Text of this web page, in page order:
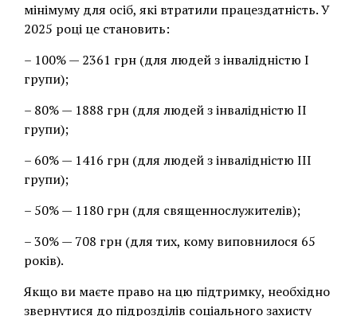
мінімуму для осіб, які втратили працездатність. У
2025 році це становить:
– 100% — 2361 грн (для людей з інвалідністю I
групи);
– 80% — 1888 грн (для людей з інвалідністю II
групи);
– 60% — 1416 грн (для людей з інвалідністю III
групи);
– 50% — 1180 грн (для священнослужителів);
– 30% — 708 грн (для тих, кому виповнилося 65
років).
Якщо ви маєте право на цю підтримку, необхідно
звернутися до підрозділів соціального захисту